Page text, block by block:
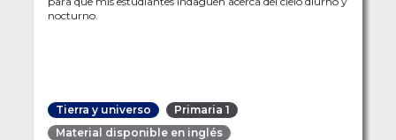
nocturno.
Tierra y universo
Primaria 1
Material disponible en inglés